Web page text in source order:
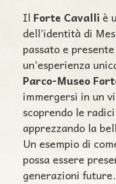
Il Forte Cavalli è
dell’identità di
passato e
un’esperienza
Parco-Museo
immergersi in un
scoprendo le
apprezzando la
Un esempio di
possa essere
generazioni future.